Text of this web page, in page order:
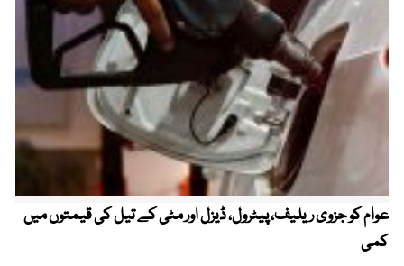
عوام کو جزوی ریلیف، پیٹرول، ڈیزل اور مٹی کے تیل کی قیمتوں میں
کمی